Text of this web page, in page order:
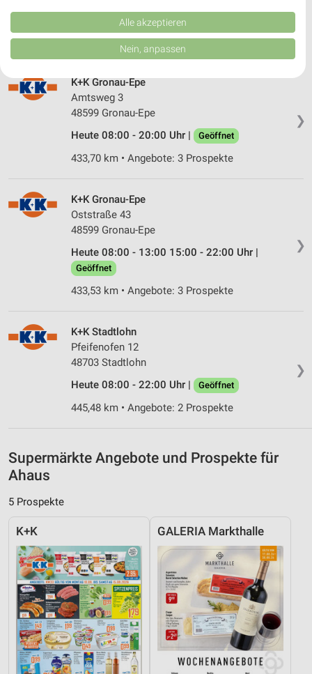
❯
48703 Stadtlohn
445,12 km
❯
K+K Gronau-Epe
Amtsweg 3
48599 Gronau-Epe
Heute 08:00 - 20:00 Uhr |
Geöffnet
433,70 km • Angebote: 3 Prospekte
❯
K+K Gronau-Epe
Oststraße 43
48599 Gronau-Epe
Heute 08:00 - 13:00 15:00 - 22:00 Uhr |
Geöffnet
433,53 km • Angebote: 3 Prospekte
❯
K+K Stadtlohn
Pfeifenofen 12
48703 Stadtlohn
Heute 08:00 - 22:00 Uhr |
Geöffnet
445,48 km • Angebote: 2 Prospekte
Supermärkte Angebote und Prospekte für
Ahaus
5 Prospekte
K+K GALERIA Markthalle
Kombinationen von Daten aus verschiedenen Quellen. Entwicklung und
Verbesserung der Angebote. Verwendung reduzierter Daten zur Auswahl
von Inhalten.
Daten können außerhalb der Europäischen Union weitergegeben und in die
Website/App.
Partnerliste anzeigen (1 IAB-Anbieter)
Wir nutzen Ihre Daten für folgende Zwecke:
IAB-Verarbeitungszwecke:
Speichern von oder Zugriff auf Informationen
Verwendung reduzierter Daten zur Auswahl von
Werbeanzeigen
Erstellung von Profilen für personalisierte
Verwendung von Profilen zur Auswahl
personalisierter Werbung
von Inhalten
Verwendung von Profilen zur Auswahl
personalisierter Inhalte
Analyse von Zielgruppen durch Statistiken oder
Kombinationen von Daten aus verschiedenen
Quellen
Entwicklung und Verbesserung der Angebote
Verwendung reduzierter Daten zur Auswahl von
Inhalten
IAB-Besonderheiten:
Verwendung genauer Standortdaten
Geräte anhand von aktiv angeforderten
Informationen identifizieren
Nicht-IAB-Verarbeitungszwecke:
Alle akzeptieren
Nein, anpassen